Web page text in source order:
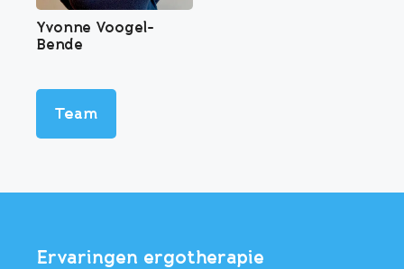
Yvonne Voogel-
Bende
Team
Ervaringen ergotherapie